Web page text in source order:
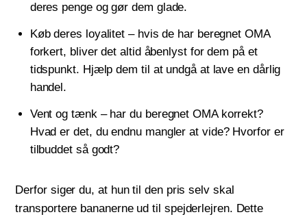
deres penge og gør dem glade.
Køb deres loyalitet – hvis de har beregnet OMA
forkert, bliver det altid åbenlyst for dem på et
tidspunkt. Hjælp dem til at undgå at lave en dårlig
handel.
Vent og tænk – har du beregnet OMA korrekt?
Hvad er det, du endnu mangler at vide? Hvorfor er
tilbuddet så godt?
Derfor siger du, at hun til den pris selv skal
transportere bananerne ud til spejderlejren. Dette